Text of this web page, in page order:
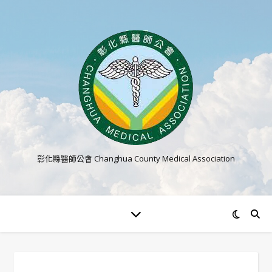
彰化縣醫師公會 Changhua County Medical Association